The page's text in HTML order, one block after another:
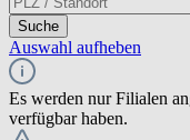
Suche
Auswahl aufheben
Es werden nur Filialen
verfügbar haben.